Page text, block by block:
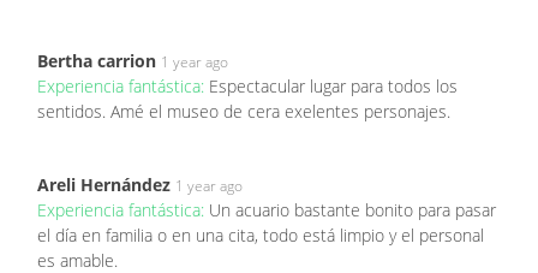
Bertha carrion 1 year ago
Experiencia fantástica: Espectacular lugar para todos los
sentidos. Amé el museo de cera exelentes personajes.
Areli Hernández 1 year ago
Experiencia fantástica: Un acuario bastante bonito para pasar
el día en familia o en una cita, todo está limpio y el personal
es amable.